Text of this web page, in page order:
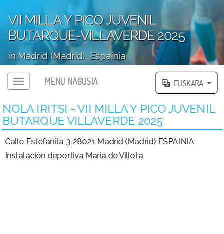
VII MILLA Y PICO JUVENIL
BUTARQUE-VILLAVERDE 2025
in Madrid (Madrid), Espainia
MENU NAGUSIA EUSKARA
NOLA IRITSI - VII MILLA Y PICO JUVENIL
BUTARQUE VILLAVERDE 2025
Calle Estefanita 3 28021 Madrid (Madrid) ESPAINIA
Instalación deportiva María de Villota